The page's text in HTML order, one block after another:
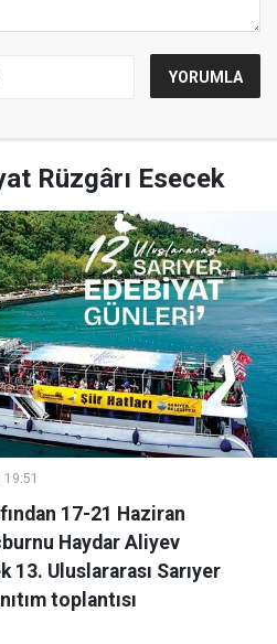
Rüzgârı Esecek
17-21 Haziran
Haydar Aliyev
13. Uluslararası Sarıyer
toplantısı